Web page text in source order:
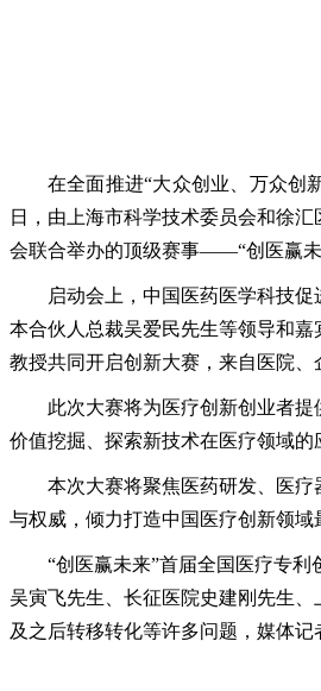
在全面推进“大众创业、万众创
日，由上海市科学技术委员会和徐
会联合举办的顶级赛事——“创医赢未
启动会上，中国医药医学科技
本合伙人总裁吴爱民先生等领导和
教授共同开启创新大赛，来自医院
此次大赛将为医疗创新创业者
价值挖掘、探索新技术在医疗领域
本次大赛将聚焦医药研发、医
与权威，倾力打造中国医疗创新领域
“创医赢未来”首届全国医疗专
吴寅飞先生、长征医院史建刚先生
及之后转移转化等许多问题，媒体记